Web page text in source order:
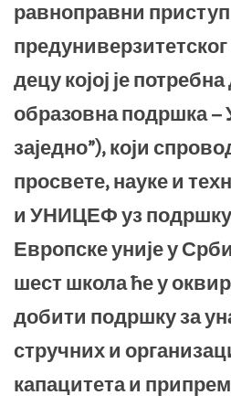
равноправни
децу којој је
образовна подршка –
заједно”), који
просвете, науке и
и УНИЦЕФ уз подршку
Европске уније у
шест школа ће у
добити подршку за
стручних и
капацитета и